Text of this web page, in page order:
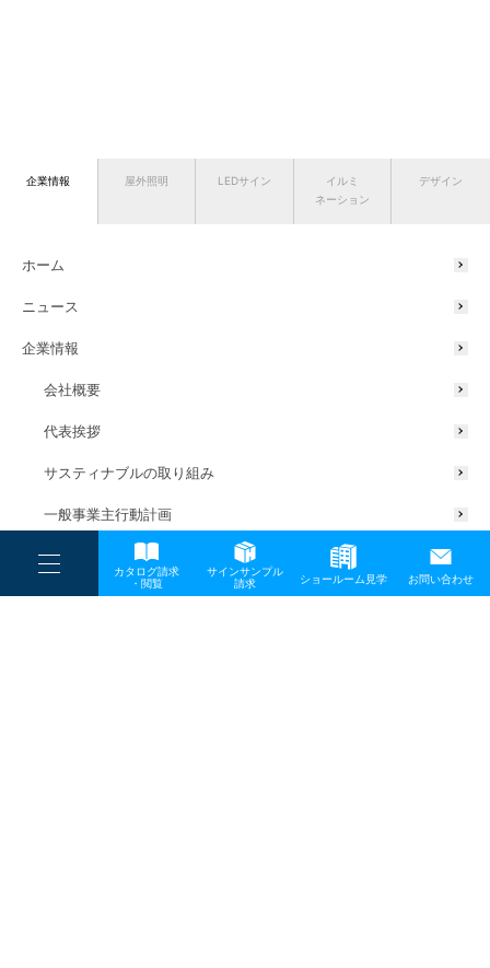
----
----
-
カタログ請求
・閲覧
サインサンプル
請求
ショールーム見学 お問い合わせ
企業情報 屋外照明 LEDサイン
イルミ
ネーション
デザイン
ホーム
ニュース
企業情報
会社概要
代表挨拶
サスティナブルの取り組み
一般事業主行動計画